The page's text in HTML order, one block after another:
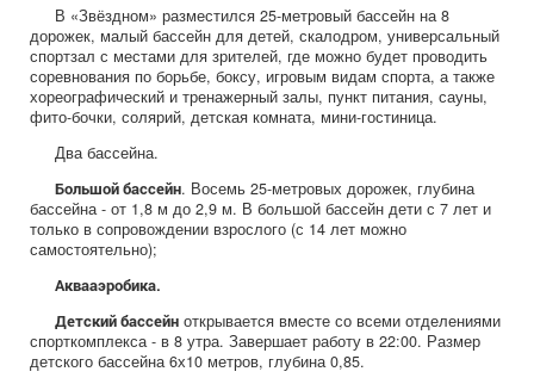
ТВ программа Я - пенсионер
В «Звёздном» разместился 25-метровый бассейн на 8
дорожек, малый бассейн для детей, скалодром, универсальный
спортзал с местами для зрителей, где можно будет проводить
соревнования по борьбе, боксу, игровым видам спорта, а также
хореографический и тренажерный залы, пункт питания, сауны,
фито-бочки, солярий, детская комната, мини-гостиница.
Два бассейна.
Большой бассейн. Восемь 25-метровых дорожек, глубина
бассейна - от 1,8 м до 2,9 м. В большой бассейн дети с 7 лет и
только в сопровождении взрослого (с 14 лет можно
самостоятельно);
Аквааэробика.
Детский бассейн открывается вместе со всеми отделениями
спорткомплекса - в 8 утра. Завершает работу в 22:00. Размер
детского бассейна 6х10 метров, глубина 0,85.